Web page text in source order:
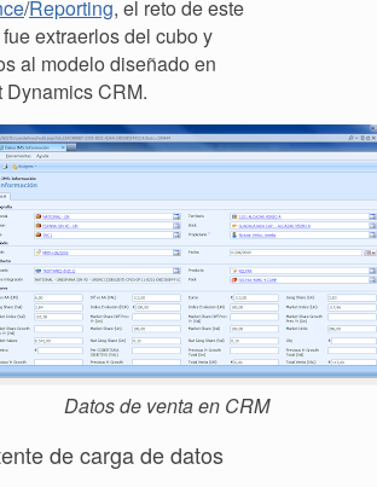
/Reporting, el reto de este
extraerlos del cubo y
al modelo diseñado en
Dynamics CRM.
Datos de venta en CRM
de carga de datos